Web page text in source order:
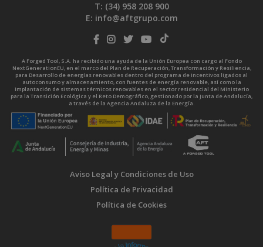
T: (34) 958 208 900
E: info@aftgrupo.com
A Forged Tool, S.A. ha recibido una ayuda de la Unión Europea con cargo al Fondo
NextGenerationEU, en el marco del Plan de Recuperación, Transformación y Resiliencia,
para Desarrollo de energías renovables dentro del programa de incentivos ligados al
autoconsumo y almacenamiento, con fuentes de energía renovable, así como la
implantación de sistemas térmicos renovables en el sector residencial del Ministerio
para la Transición Ecológica y el Reto Demográfico, gestionado por la Junta de Andalucía,
a través de la Agencia Andaluza de la Energía.
Aviso Legal y Condiciones de Uso
Política de Privacidad
Política de Cookies